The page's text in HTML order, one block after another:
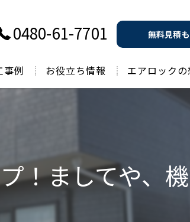
0480-61-7701 無料見積
事例 お役立ち情報 エアロック
！ましてや、